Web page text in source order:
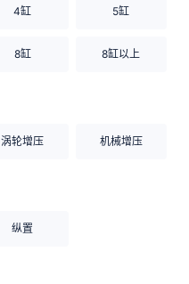
4缸 5缸
8缸 8缸以上
涡轮增压 机械增压
纵置